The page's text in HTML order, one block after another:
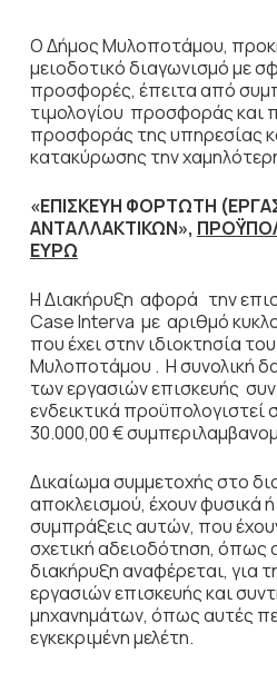
Ο Δήμος Μυλοποτάμου,
μειοδοτικό διαγωνισμό με
προσφορές, έπειτα από
τιμολογίου προσφοράς και
προσφοράς της υπηρεσίας
κατακύρωσης την
«ΕΠΙΣΚΕΥΗ ΦΟΡΤΩΤΗ
ΑΝΤΑΛΛΑΚΤΙΚΩΝ»,
ΕΥΡΩ
Η Διακήρυξη αφορά την
Case Interva με αριθμό
που έχει στην ιδιοκτησία
Μυλοποτάμου . Η συνολική
των εργασιών επισκευής
ενδεικτικά
30.000,00 €
Δικαίωμα συμμετοχής στο
αποκλεισμού, έχουν φυσικά
συμπράξεις αυτών, που
σχετική αδειοδότηση, όπως
διακήρυξη αναφέρεται, για
εργασιών επισκευής και
μηχανημάτων, όπως αυτές
εγκεκριμένη μελέτη.